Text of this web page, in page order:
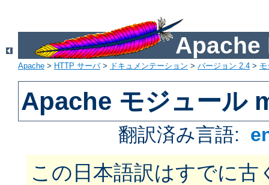
Apache
Apache > HTTP サーバ> ドキュメンテーション > バージョン 2.4 >
Apache モジュール
翻訳済み言語:
この日本語訳はすでに古